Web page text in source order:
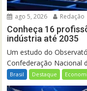
ago 5, 2026 Redação
Conheça 16
indústria até 2035
Um estudo do
Confederação Nacional
Brasil Destaque